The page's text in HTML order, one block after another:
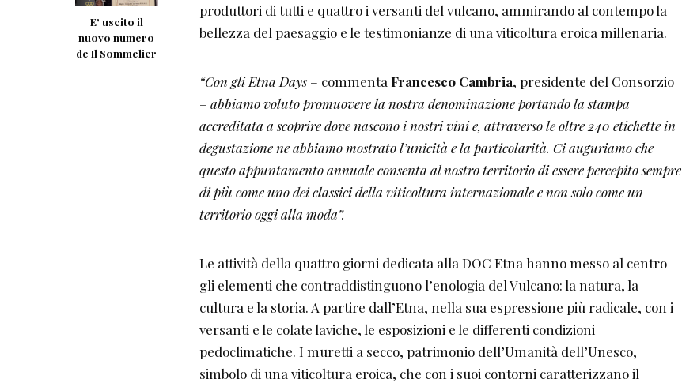
E’ uscito il
nuovo numero
de Il Sommelier
produttori di tutti e quattro i versanti del vulcano, ammirando al contempo la
bellezza del paesaggio e le testimonianze di una viticoltura eroica millenaria.
“Con gli Etna Days– commenta Francesco Cambria, presidente del Consorzio
– abbiamo voluto promuovere la nostra denominazione portando la stampa
accreditata a scoprire dove nascono i nostri vini e, attraverso le oltre 240 etichette in
degustazione ne abbiamo mostrato l’unicità e la particolarità. Ci auguriamo che
questo appuntamento annuale consenta al nostro territorio di essere percepito sempre
di più come uno dei classici della viticoltura internazionale e non solo come un
territorio oggi alla moda”.
Le attività della quattro giorni dedicata alla DOC Etna hanno messo al centro
gli elementi che contraddistinguono l’enologia del Vulcano: la natura, la
cultura e la storia. A partire dall’Etna, nella sua espressione più radicale, con i
versanti e le colate laviche, le esposizioni e le differenti condizioni
pedoclimatiche. I muretti a secco, patrimonio dell’Umanità dell’Unesco,
simbolo di una viticoltura eroica, che con i suoi contorni caratterizzano il